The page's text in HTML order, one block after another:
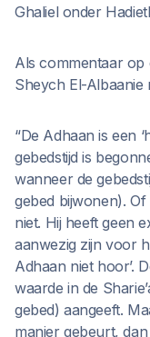
Ghaliel onder
Als commentaar op
Sheych El-Albaanie
“De Adhaan is een
gebedstijd is
wanneer de
gebed bijwonen).
niet. Hij heeft geen
aanwezig zijn voor
Adhaan niet hoor’.
waarde in de
gebed) aangeeft.
manier gebeurt,